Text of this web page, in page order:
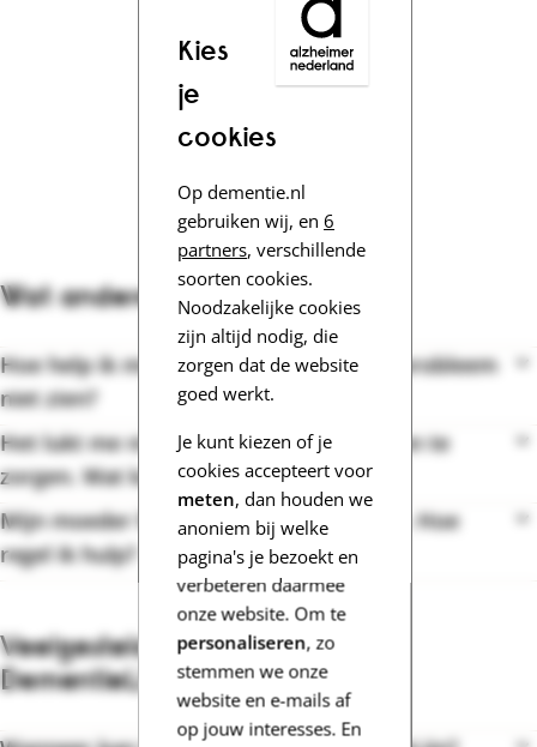
Kies
je
cookies
Op dementie.nl
gebruiken wij, en 6
partners, verschillende
soorten cookies.
Noodzakelijke cookies
zijn altijd nodig, die
zorgen dat de website
goed werkt.
Je kunt kiezen of je
cookies accepteert voor
meten, dan houden we
anoniem bij welke
pagina's je bezoekt en
verbeteren daarmee
onze website. Om te
personaliseren, zo
stemmen we onze
website en e-mails af
op jouw interesses. En
Wat anderen vroegen:
Hoe help ik mijn ouders als ze zelf het probleem
niet zien?
Het lukt me niet meer om voor mijn man te
zorgen. Wat kan ik doen?
Mijn moeder heeft vasculaire dementie. Hoe
regel ik hulp?
Veelgestelde vragen over de
DementieLijn: